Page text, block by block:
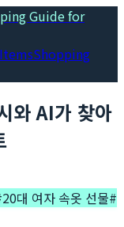
Guide for
Shopping
와 AI가 찾아
20대 여자 속옷 선물#